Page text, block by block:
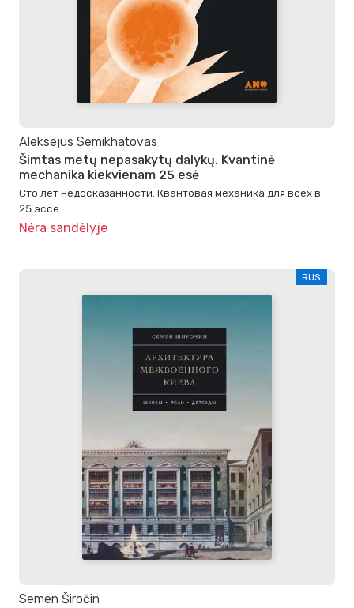
Aleksejus Semikhatovas
Šimtas metų nepasakytų dalykų. Kvantinė
mechanika kiekvienam 25 esė
Сто лет недосказанности. Квантовая механика для всех в
25 эссе
Nėra sandėlyje
RUS
Semen Širočin